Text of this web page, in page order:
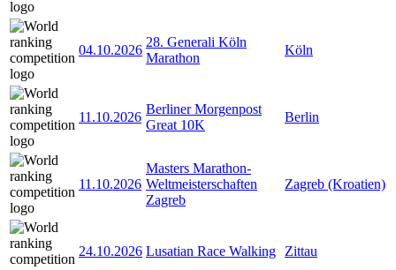
04.10.2026
28. Generali Köln
Marathon
Köln
11.10.2026
Berliner Morgenpost
Great 10K
Berlin
11.10.2026
Masters Marathon-
Weltmeisterschaften
Zagreb
Zagreb (Kroatien)
24.10.2026 Lusatian Race Walking Zittau